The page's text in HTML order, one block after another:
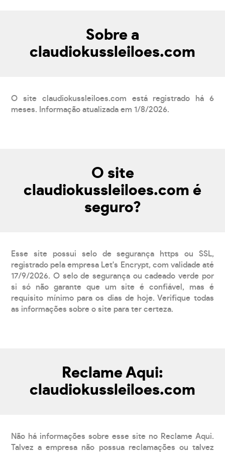
Sobre a
claudiokussleiloes.com
O site claudiokussleiloes.com está registrado há 6
meses. Informação atualizada em 1/8/2026.
O site
claudiokussleiloes.com é
seguro?
Esse site possui selo de segurança https ou SSL,
registrado pela empresa Let's Encrypt, com validade até
17/9/2026. O selo de segurança ou cadeado verde por
si só não garante que um site é confiável, mas é
requisito mínimo para os dias de hoje. Verifique todas
as informações sobre o site para ter certeza.
Reclame Aqui:
claudiokussleiloes.com
Não há informações sobre esse site no Reclame Aqui.
Talvez a empresa não possua reclamações ou talvez